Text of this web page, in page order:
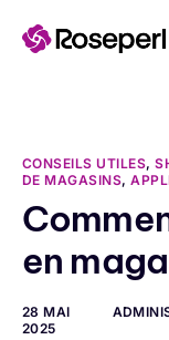
contenu
Industries
Soutien
Blog
CONSEILS UTILES,
DE MAGASINS,
en
28 MAI
2025